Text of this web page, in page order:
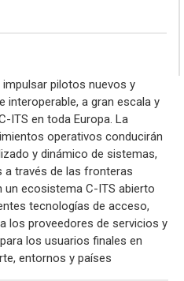
pilotos nuevos y
interoperable, a gran escala y
ITS en toda Europa. La
operativos conducirán
y dinámico de sistemas,
a través de las fronteras
un ecosistema C-ITS abierto
tecnologías de acceso,
los proveedores de servicios y
los usuarios finales en
entornos y países